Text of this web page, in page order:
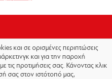
και σε ορισμένες περιπτώσεις
και για την παροχή
προτιμήσεις σας. Κάνοντας κλικ
σας στον ιστότοπό μας,